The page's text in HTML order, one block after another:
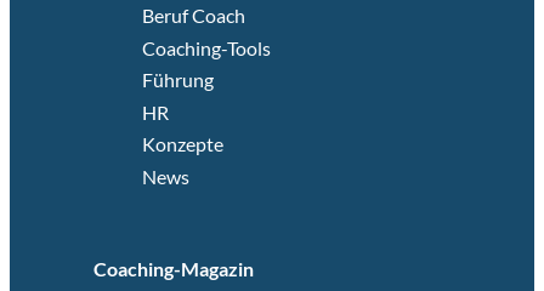
Beruf Coach
Coaching-Tools
Führung
HR
Konzepte
News
Coaching-Magazin